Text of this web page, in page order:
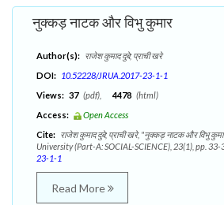
नुक्कड़ नाटक और विभु कुमार
Author(s): राजेश कुमाद दुबे; प्राची खरे
DOI: 10.52228/JRUA.2017-23-1-1
Views: 37 (pdf), 4478 (html)
Access:
Open Access
Cite: राजेश कुमाद दुबे; प्राची खरे, "नुक्कड़ नाटक और विभु
University (Part-A: SOCIAL-SCIENCE), 23(1), pp. 33-
23-1-1
Read More